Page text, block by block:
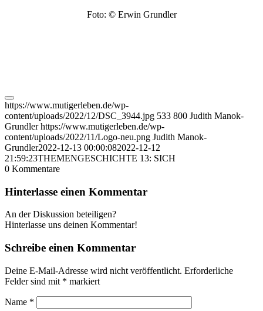
Foto: © Erwin Grundler
https://www.mutigerleben.de/wp-
content/uploads/2022/12/DSC_3944.jpg 533 800 Judith Manok-
Grundler https://www.mutigerleben.de/wp-
content/uploads/2022/11/Logo-neu.png Judith Manok-
Grundler2022-12-13 00:00:082022-12-12
21:59:23THEMENGESCHICHTE 13: SICH
0 Kommentare
Hinterlasse einen Kommentar
An der Diskussion beteiligen?
Hinterlasse uns deinen Kommentar!
Schreibe einen Kommentar
Deine E-Mail-Adresse wird nicht veröffentlicht. Erforderliche
Felder sind mit * markiert
Name *